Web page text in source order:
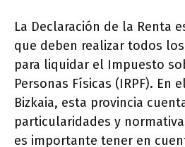
La Declaración de la Renta
que deben realizar todos
para liquidar el Impuesto
Personas Físicas (IRPF). En
Bizkaia, esta provincia
particularidades y
es importante tener en